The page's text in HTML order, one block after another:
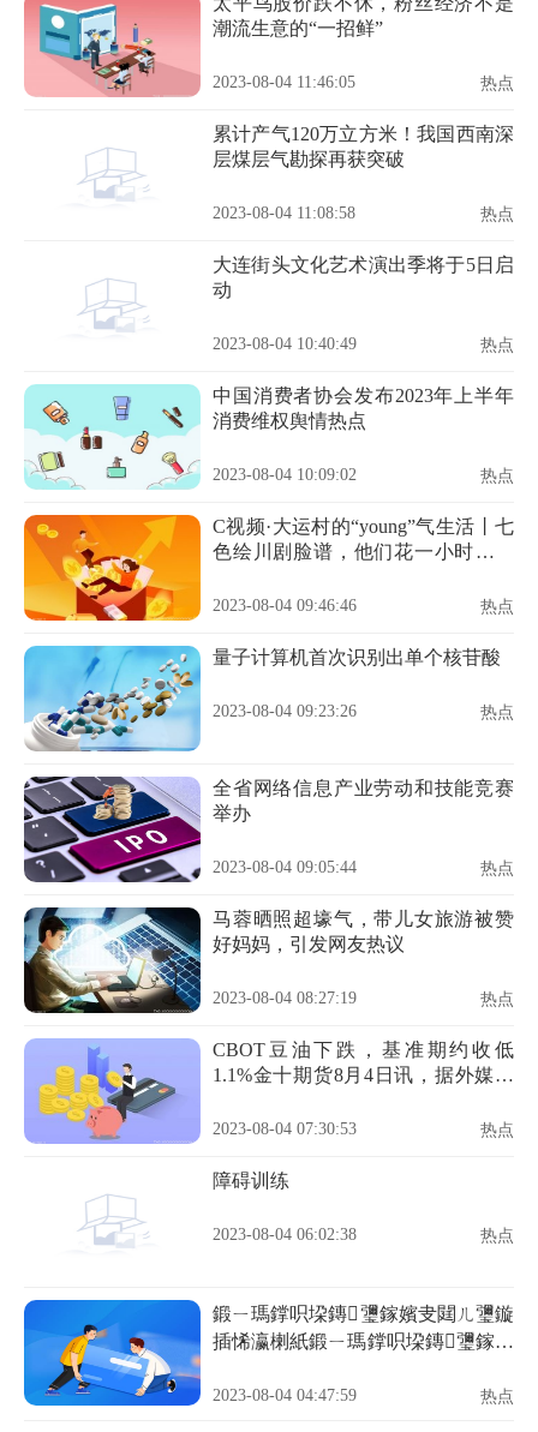
潮流生意的“一招鲜”
2023-08-04 11:46:05 热点
累计产气120万立方米！我国西南深
层煤层气勘探再获突破
2023-08-04 11:08:58 热点
大连街头文化艺术演出季将于5日启
动
2023-08-04 10:40:49 热点
中国消费者协会发布2023年上半年
消费维权舆情热点
2023-08-04 10:09:02 热点
C视频·大运村的“young”气生活丨七
色绘川剧脸谱，他们花一小时感受
2023-08-04 09:46:46 热点
量子计算机首次识别出单个核苷酸
2023-08-04 09:23:26 热点
全省网络信息产业劳动和技能竞赛
举办
2023-08-04 09:05:44 热点
马蓉晒照超壕气，带儿女旅游被赞
好妈妈，引发网友热议
2023-08-04 08:27:19 热点
CBOT豆油下跌，基准期约收低
1.1%金十期货8月4日讯，据外媒报
（CBOT）豆油期货市场收盘下
原因是中西部的降雨改善，马来西
2023-08-04 07:30:53 热点
障碍训练
2023-08-04 06:02:38 热点
鍛ㄧ瑪鐣呮垜鏄瓕鎵嬪叏閮ㄦ瓕鏇
插悕瀛楋紙鍛ㄧ瑪鐣呮垜鏄瓕鎵嬪
2023-08-04 04:47:59 热点